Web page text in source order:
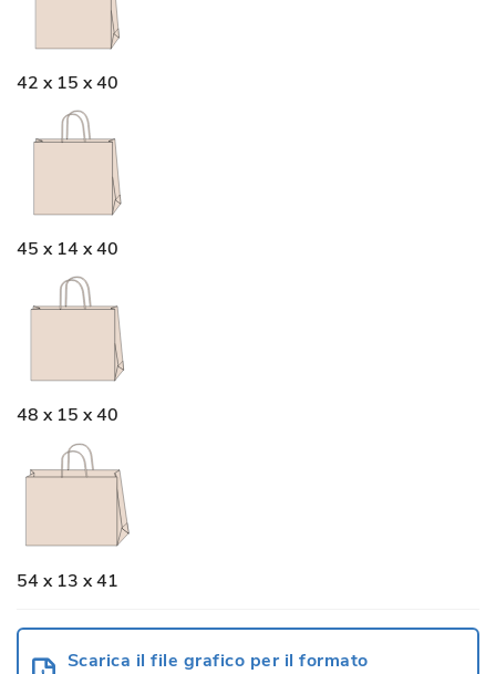
42 x 15 x 40
45 x 14 x 40
48 x 15 x 40
54 x 13 x 41
Scarica il file grafico per il formato